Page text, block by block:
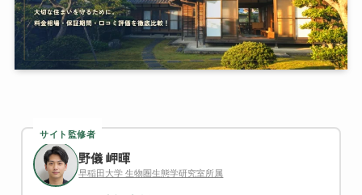
サイト監修者
野儀 岬暉
早稲田大学 生物圏生態学研究室所属